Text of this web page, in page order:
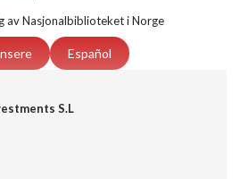
av Nasjonalbiblioteket i Norge
Español
S.L